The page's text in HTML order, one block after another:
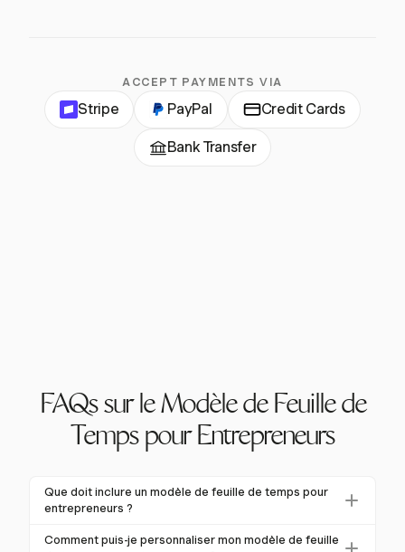
ACCEPT PAYMENTS VIA
Stripe PayPal Credit Cards
Bank Transfer
FAQs sur le Modèle de Feuille de
Temps pour Entrepreneurs
Que doit inclure un modèle de feuille de temps pour
entrepreneurs ?
Un modèle complet de feuille de temps pour
Comment puis-je personnaliser mon modèle de feuille